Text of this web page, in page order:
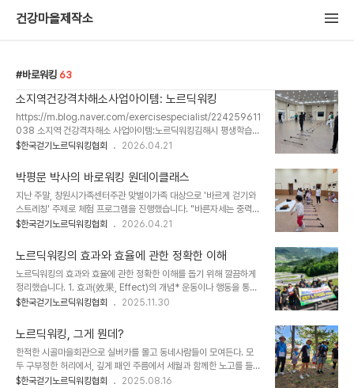
건강마을제작소
바로워킹 63
소지역건강격차해소사업아이템: 노르딕워킹
https://m.blog.naver.com/exercisespecialist/224259611
038 소지역 건강격차해소 사업아이템:노르딕워킹김해시 평생학습과
에서 주관하는 2026년 시민 배달 강좌에 선정되어 건강플러스 행복
$한국걷기노르딕워킹협회 2026.04.21
박평문 박사의 바로워킹 원데이클래스
지난 주말, 창원시가족센터주관 맞벌이가족 대상으로 '바르게 걷기와
스트레칭' 주제로 체험 프로그램을 진행했습니다. "바른자세는 중력과
지속시간을 염두해야 한다. 바른자세를 유지하는 지속시간이 30분이
라고 말 할때 모두들 놀라고 의아해 하는 분위기 였습니다. 계속되는
설명에 이해를 하고 지속적인 움직임의 중요성과 걷기의 가치를 재발
견하는 계기가 되었다는 후기를 받았습니다.좋은자세의 기준은 '지속
시간' 이며, 결론적으로 "좋은자세는 다음자세다" 라는 메시지를 잔달
하고 실습과 밴드스트레칭으로 마무리 했습니다.강의 및 원데이클래
$한국걷기노르딕워킹협회 2026.04.21
노르딕워킹의 효과와 효율에 관한 정확한 이해
노르딕워킹의 효과와 효율에 관한 정확한 이해를 돕기 위해 깔끔하게
정리했습니다. 1. 효과(效果, Effect)의 개념* 운동이나 행동을 통해
실제로 나타난 결과의 변화.* 효과는 보행 또는 운동을 실천한 뒤 나타
적일수록 ‘효과가 좋다’고 말한다. - 자세 교정(라운드숄더·골반틀림
개선)- 체력 향상(근지구력, 심폐지구력 증가)- 지방 연소량 증가- 통
증 및 기능개선(무릎·허리 안정화)- 스트레스 감소, 기분 개선 2. 효율
(效率, Efficiency)의 개념*투입된 힘·시간·에너지 대비 얻어진 보행
성과의 비율.*효율은 에너지 낭비를 최소화하며, 적은 힘으로도 더 안
$한국걷기노르딕워킹협회 2025.11.30
노르딕워킹, 그게 뭔데?
한적한 시골마을회관으로 실버카를 몰고 동네사람들이 모여든다. 모
두 구부정한 허리에서, 깊게 패인 주름에서 세월과 함께한 노고를 들여
다 보게 된다.2시다.얼추 모였다.젊은이라고는 눈에 띄지 않는다.근육
$한국걷기노르딕워킹협회 2025.08.16